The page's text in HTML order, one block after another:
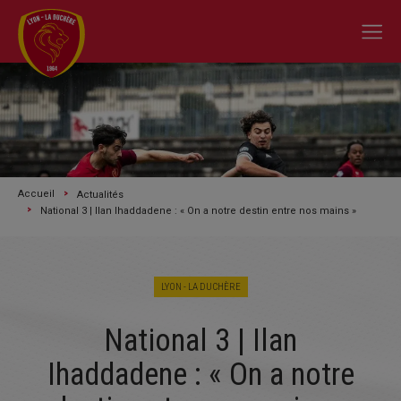
SAISON 2026/2027
LE CLUB
Accueil
Actualités
National 3 | Ilan Ihaddadene : « On a notre destin entre nos mains »
LYON - LA DUCHÈRE
National 3 | Ilan
Ihaddadene : « On a notre